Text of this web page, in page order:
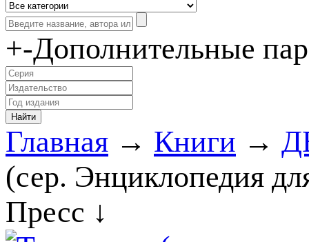
+-Дополнительные
Главная → Книги →
(сер. Энциклопедия
Пресс ↓